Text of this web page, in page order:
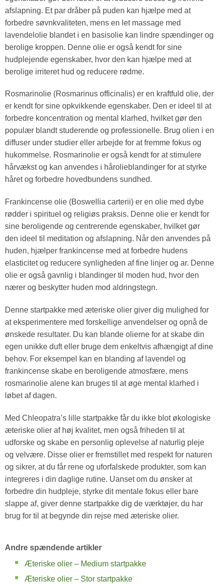
afslapning. Et par dråber på puden kan hjælpe med at
forbedre søvnkvaliteten, mens en let massage med
lavendelolie blandet i en basisolie kan lindre spændinger og
berolige kroppen. Denne olie er også kendt for sine
hudplejende egenskaber, hvor den kan hjælpe med at
berolige irriteret hud og reducere rødme.
Rosmarinolie (Rosmarinus officinalis) er en kraftfuld olie, der
er kendt for sine opkvikkende egenskaber. Den er ideel til at
forbedre koncentration og mental klarhed, hvilket gør den
populær blandt studerende og professionelle. Brug olien i en
diffuser under studier eller arbejde for at fremme fokus og
hukommelse. Rosmarinolie er også kendt for at stimulere
hårvækst og kan anvendes i hårolieblandinger for at styrke
håret og forbedre hovedbundens sundhed.
Frankincense olie (Boswellia carterii) er en olie med dybe
rødder i spirituel og religiøs praksis. Denne olie er kendt for
sine beroligende og centrerende egenskaber, hvilket gør
den ideel til meditation og afslapning. Når den anvendes på
huden, hjælper frankincense med at forbedre hudens
elasticitet og reducere synligheden af fine linjer og ar. Denne
olie er også gavnlig i blandinger til moden hud, hvor den
nærer og beskytter huden mod aldringstegn.
Denne startpakke med æteriske olier giver dig mulighed for
at eksperimentere med forskellige anvendelser og opnå de
ønskede resultater. Du kan blande olierne for at skabe din
egen unikke duft eller bruge dem enkeltvis afhængigt af dine
behov. For eksempel kan en blanding af lavendel og
frankincense skabe en beroligende atmosfære, mens
rosmarinolie alene kan bruges til at øge mental klarhed i
løbet af dagen.
Med Chleopatra’s lille startpakke får du ikke blot økologiske
æteriske olier af høj kvalitet, men også friheden til at
udforske og skabe en personlig oplevelse af naturlig pleje
og velvære. Disse olier er fremstillet med respekt for naturen
og sikrer, at du får rene og uforfalskede produkter, som kan
integreres i din daglige rutine. Uanset om du ønsker at
forbedre din hudpleje, styrke dit mentale fokus eller bare
slappe af, giver denne startpakke dig de værktøjer, du har
brug for til at begynde din rejse med æteriske olier.
Andre spændende artikler
Æteriske olier – Medium startpakke
Æteriske olier – Stor startpakke